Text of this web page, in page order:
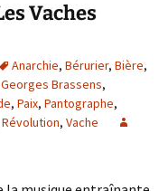
Vaches
Anarchie, Bérurier, Bière,
Georges Brassens,
, Paix, Pantographe,
Révolution, Vache